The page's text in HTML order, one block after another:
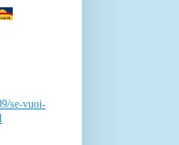
se-vuoi-